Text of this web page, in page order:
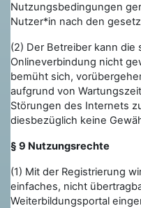
Nutzungsbedingungen
Nutzer*in nach den
(2) Der Betreiber kann
Onlineverbindung nicht
bemüht sich,
aufgrund von
Störungen des Internets
diesbezüglich keine
§ 9 Nutzungsrechte
(1) Mit der Registrierung
einfaches, nicht
Weiterbildungsportal